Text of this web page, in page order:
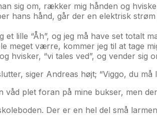
sig om, rækker mig hånden og
hans hånd, går der en elektrisk
et lille “Åh”, og jeg må have set totalt
meget værre, kommer jeg til at tage
hvisker, “vi tales ved”, og vender sig
siger Andreas højt; “Viggo, du
våd plet foran på mine bukser, men
Der er en hel del små